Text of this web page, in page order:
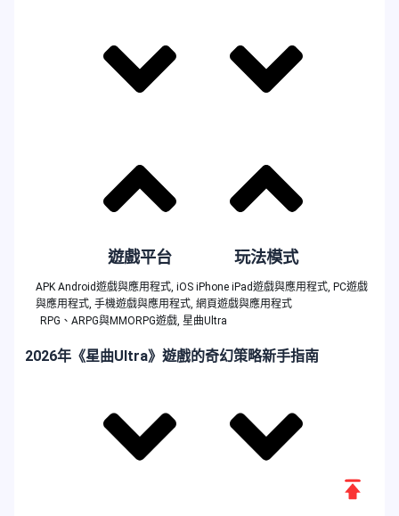
遊戲平台 玩法模式
APK Android遊戲與應用程式, iOS iPhone iPad遊戲與應用程式, PC遊戲
與應用程式, 手機遊戲與應用程式, 網頁遊戲與應用程式
RPG、ARPG與MMORPG遊戲, 星曲Ultra
2026年《星曲Ultra》遊戲的奇幻策略新手指南
返